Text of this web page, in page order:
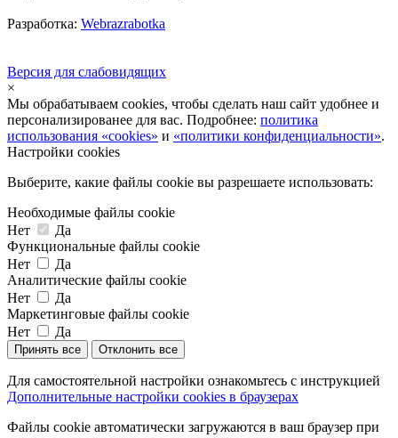
Разработка: Webrazrabotka
Версия для слабовидящих
×
Мы обрабатываем cookies, чтобы сделать наш сайт удобнее и
персонализированее для вас. Подробнее: политика
использования «cookies» и «политики конфиденциальности».
Настройки cookies
Выберите, какие файлы cookie вы разрешаете использовать:
Необходимые файлы cookie
Нет
Да
Функциональные файлы cookie
Нет
Да
Аналитические файлы cookie
Нет
Да
Маркетинговые файлы cookie
Нет
Да
Принять все Отклонить все
Для самостоятельной настройки ознакомьтесь с инструкцией
Дополнительные настройки cookies в браузерах
Файлы cookie автоматически загружаются в ваш браузер при